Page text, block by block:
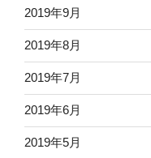
2019年9月
2019年8月
2019年7月
2019年6月
2019年5月